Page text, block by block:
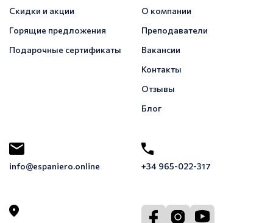
Скидки и акции
Горящие предложения
Подарочные сертификаты
О компании
Преподаватели
Вакансии
Контакты
Отзывы
Блог
info@espaniero.online +34 965-022-317